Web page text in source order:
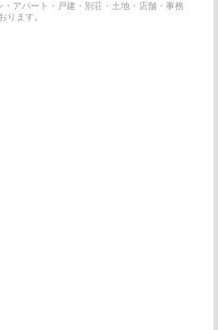
アパート・戸建・別荘・土地・店舗・事務
ります。